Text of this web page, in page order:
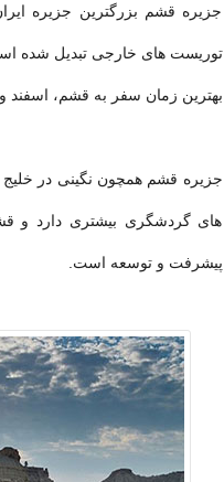
جزیره قشم بزرگترین جزیره
توریست های خارجی تبدیل شده
بهترین زمان سفر به قشم، اسفند و
جزیره قشم همچون نگینی در
های گردشگری بیشتری دارد و
پیشرفت و توسعه است.